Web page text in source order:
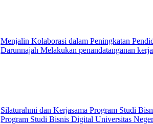
Menjalin Kolaborasi dalam Peningkatan
Darunnajah Melakukan penandatanganan
Silaturahmi dan Kerjasama Program Studi
Program Studi Bisnis Digital Universitas